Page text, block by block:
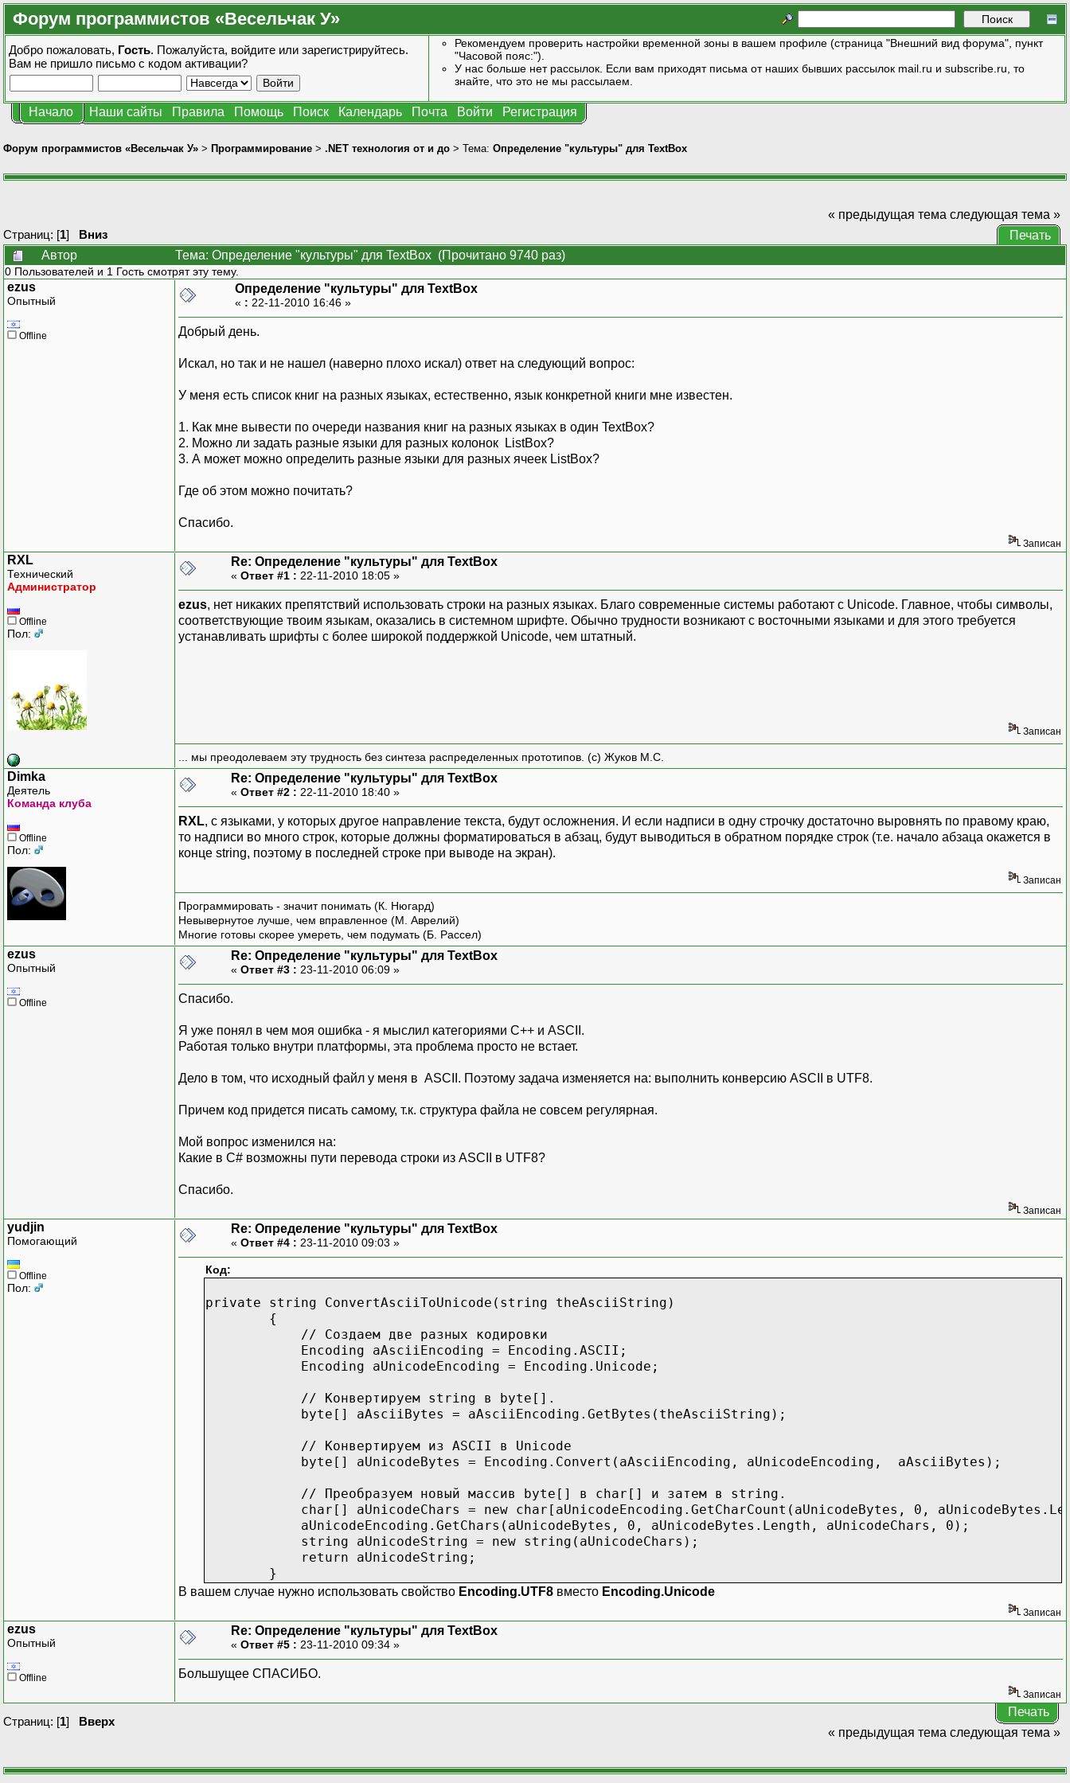
Форум программистов «Весельчак У»
Добро пожаловать, Гость. Пожалуйста, войдите или зарегистрируйтесь.
Вам не пришло письмо с кодом активации?
Рекомендуем проверить настройки временной зоны в вашем профиле (страница "Внешний вид форума", пункт
"Часовой пояс:").
У нас больше нет рассылок. Если вам приходят письма от наших бывших рассылок mail.ru и subscribe.ru, то
знайте, что это не мы рассылаем.
Начало Наши сайты Правила Помощь Поиск Календарь Почта Войти Регистрация
Форум программистов «Весельчак У» > Программирование > .NET технология от и до > Тема: Определение "культуры" для TextBox
Страниц: [1] Вниз
« предыдущая тема следующая тема »
Печать
Автор
Тема: Определение "культуры" для TextBox (Прочитано 9740 раз)
0 Пользователей и 1 Гость смотрят эту тему.
ezus
Опытный
Offline
Определение "культуры" для TextBox
« : 22-11-2010 16:46 »
Добрый день.
Искал, но так и не нашел (наверно плохо искал) ответ на следующий вопрос:
У меня есть список книг на разных языках, естественно, язык конкретной книги мне известен.
1. Как мне вывести по очереди названия книг на разных языках в один TextBox?
2. Можно ли задать разные языки для разных колонок ListBox?
3. А может можно определить разные языки для разных ячеек ListBox?
Где об этом можно почитать?
Спасибо.
Записан
RXL
Технический
Администратор
Offline
Пол:
Re: Определение "культуры" для TextBox
« Ответ #1 : 22-11-2010 18:05 »
ezus, нет никаких препятствий использовать строки на разных языках. Благо современные системы работают с Unicode. Главное, чтобы символы,
соответствующие твоим языкам, оказались в системном шрифте. Обычно трудности возникают с восточными языками и для этого требуется
устанавливать шрифты с более широкой поддержкой Unicode, чем штатный.
Записан
... мы преодолеваем эту трудность без синтеза распределенных прототипов. (с) Жуков М.С.
Dimka
Деятель
Команда клуба
Offline
Пол:
Re: Определение "культуры" для TextBox
« Ответ #2 : 22-11-2010 18:40 »
RXL, с языками, у которых другое направление текста, будут осложнения. И если надписи в одну строчку достаточно выровнять по правому краю,
то надписи во много строк, которые должны форматироваться в абзац, будут выводиться в обратном порядке строк (т.е. начало абзаца окажется в
конце string, поэтому в последней строке при выводе на экран).
Записан
Программировать - значит понимать (К. Нюгард)
Невывернутое лучше, чем вправленное (М. Аврелий)
Многие готовы скорее умереть, чем подумать (Б. Рассел)
ezus
Опытный
Offline
Re: Определение "культуры" для TextBox
« Ответ #3 : 23-11-2010 06:09 »
Спасибо.
Я уже понял в чем моя ошибка - я мыслил категориями С++ и ASCII.
Работая только внутри платформы, эта проблема просто не встает.
Дело в том, что исходный файл у меня в ASCII. Поэтому задача изменяется на: выполнить конверсию ASCII в UTF8.
Причем код придется писать самому, т.к. структура файла не совсем регулярная.
Мой вопрос изменился на:
Какие в C# возможны пути перевода строки из ASCII в UTF8?
Спасибо.
Записан
yudjin
Помогающий
Offline
Пол:
Re: Определение "культуры" для TextBox
« Ответ #4 : 23-11-2010 09:03 »
Код:
private string ConvertAsciiToUnicode(string theAsciiString)
{
// Создаем две разных кодировки
Encoding aAsciiEncoding = Encoding.ASCII;
Encoding aUnicodeEncoding = Encoding.Unicode;
// Конвертируем string в byte[].
byte[] aAsciiBytes = aAsciiEncoding.GetBytes(theAsciiString);
// Конвертируем из ASCII в Unicode
byte[] aUnicodeBytes = Encoding.Convert(aAsciiEncoding, aUnicodeEncoding, aAsciiBytes);
// Преобразуем новый массив byte[] в char[] и затем в string.
char[] aUnicodeChars = new char[aUnicodeEncoding.GetCharCount(aUnicodeBytes, 0,
aUnicodeEncoding.GetChars(aUnicodeBytes, 0, aUnicodeBytes.Length, aUnicodeChars, 0);
string aUnicodeString = new string(aUnicodeChars);
return aUnicodeString;
}
В вашем случае нужно использовать свойство Encoding.UTF8 вместо Encoding.Unicode
Записан
ezus
Опытный
Offline
Re: Определение "культуры" для TextBox
« Ответ #5 : 23-11-2010 09:34 »
Большущее СПАСИБО.
Записан
Страниц: [1] Вверх
Печать
« предыдущая тема следующая тема »